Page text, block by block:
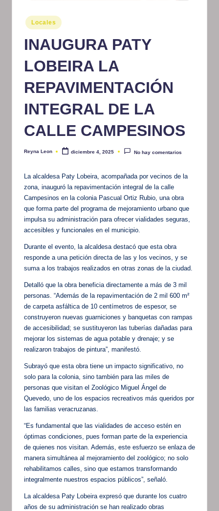
m
at
iv
o
Publicado
en
Locales
INAUGURA PATY
LOBEIRA LA
REPAVIMENTACIÓN
INTEGRAL DE LA
CALLE CAMPESINOS
Publicado
Reyna Leon diciembre 4, 2025 No hay comentarios
La alcaldesa Paty Lobeira, acompañada por vecinos de la
zona, inauguró la repavimentación integral de la calle
Campesinos en la colonia Pascual Ortiz Rubio, una obra
que forma parte del programa de mejoramiento urbano que
impulsa su administración para ofrecer vialidades seguras,
accesibles y funcionales en el municipio.
Durante el evento, la alcaldesa destacó que esta obra
responde a una petición directa de las y los vecinos, y se
suma a los trabajos realizados en otras zonas de la ciudad.
Detalló que la obra beneficia directamente a más de 3 mil
personas. “Además de la repavimentación de 2 mil 600 m²
de carpeta asfáltica de 10 centímetros de espesor, se
construyeron nuevas guarniciones y banquetas con rampas
de accesibilidad; se sustituyeron las tuberías dañadas para
mejorar los sistemas de agua potable y drenaje; y se
realizaron trabajos de pintura”, manifestó.
Subrayó que esta obra tiene un impacto significativo, no
solo para la colonia, sino también para las miles de
personas que visitan el Zoológico Miguel Ángel de
Quevedo, uno de los espacios recreativos más queridos por
las familias veracruzanas.
“Es fundamental que las vialidades de acceso estén en
óptimas condiciones, pues forman parte de la experiencia
de quienes nos visitan. Además, este esfuerzo se enlaza de
manera simultánea al mejoramiento del zoológico; no solo
rehabilitamos calles, sino que estamos transformando
integralmente nuestros espacios públicos”, señaló.
La alcaldesa Paty Lobeira expresó que durante los cuatro
años de su administración se han realizado obras